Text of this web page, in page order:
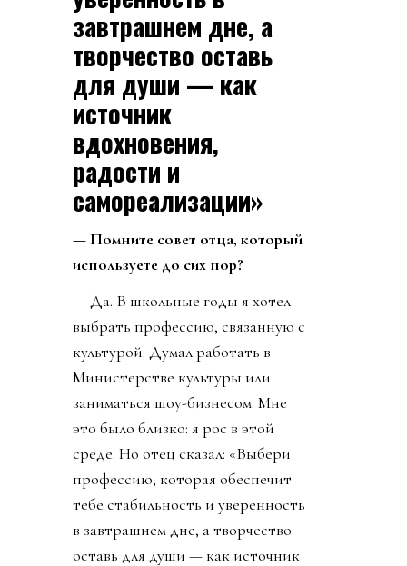
завтрашнем дне, а
творчество оставь
для души — как
источник
вдохновения,
радости и
самореализации»
— Помните совет отца, который
используете до сих пор?
— Да. В школьные годы я хотел
выбрать профессию, связанную с
культурой. Думал работать в
Министерстве культуры или
заниматься шоу-бизнесом. Мне
это было близко: я рос в этой
среде. Но отец сказал: «Выбери
профессию, которая обеспечит
тебе стабильность и уверенность
в завтрашнем дне, а творчество
оставь для души — как источник